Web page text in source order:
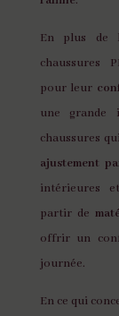
En plus de
chaussures
pour leur
une grande
chaussures
ajustement
intérieures
partir de
offrir un
journée.
En ce qui